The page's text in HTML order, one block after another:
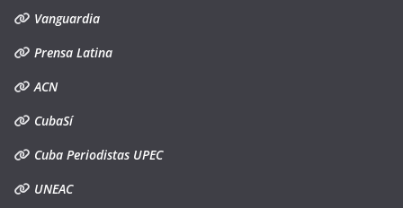
Vanguardia
Prensa Latina
ACN
CubaSí
Cuba Periodistas UPEC
UNEAC